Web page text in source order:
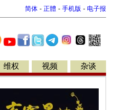
简体 - 正體 - 手机版 - 电子报
维权 视频 杂谈